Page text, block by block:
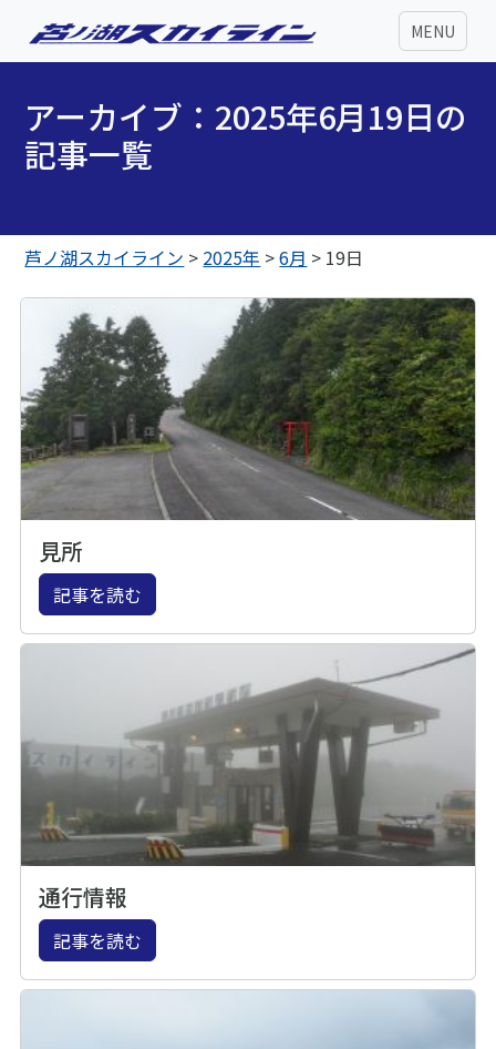
MENU
アーカイブ：2025年6月19日の
記事一覧
芦ノ湖スカイライン > 2025年 >6月 > 19日
見所
記事を読む
通行情報
記事を読む